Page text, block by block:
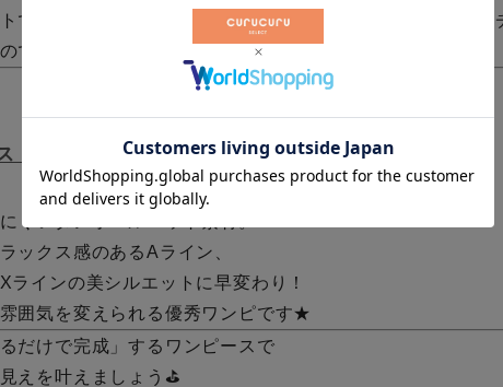
でシルエットを変えられるので、気分に合わせてスタイル
で、インナーとの重ね着も楽しめます♪
トダンボールワンピース
くいダンボールニット素材。
ックス感のあるAライン、
ラインの美シルエットに早変わり！
囲気を変えられる優秀ワンピです★
だけで完成」するワンピースで
えを叶えましょう⛳